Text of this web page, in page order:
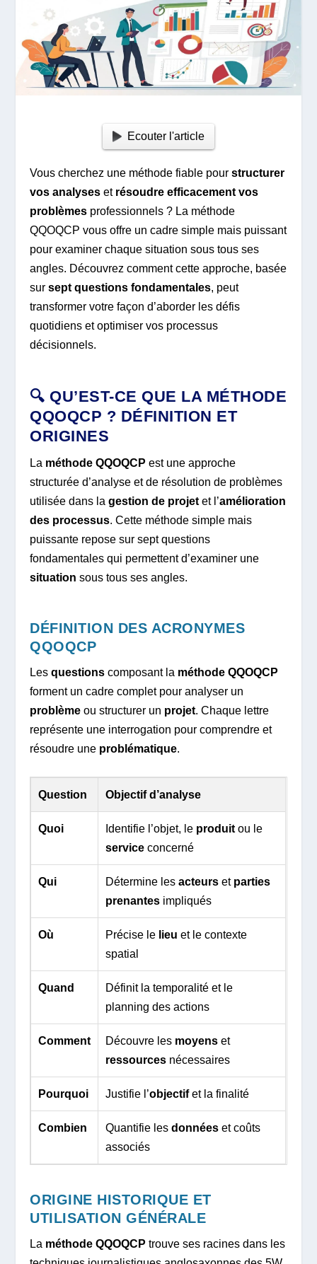
Ecouter l'article
Vous cherchez une méthode fiable pourstructurer
vos analyses et résoudre efficacement vos
problèmes professionnels ? La méthode
QQOQCP vous offre un cadre simple mais puissant
pour examiner chaque situation sous tous ses
angles. Découvrez comment cette approche, basée
sursept questions fondamentales, peut
transformer votre façon d’aborder les défis
quotidiens et optimiser vos processus
décisionnels.
🔍 QU’EST-CE QUE LA MÉTHODE
QQOQCP ? DÉFINITION ET
ORIGINES
La méthode QQOQCP est une approche
structurée d’analyse et de résolution de problèmes
utilisée dans lagestion de projet et l’amélioration
des processus. Cette méthode simple mais
puissante repose sur sept questions
fondamentales qui permettent d’examiner une
situation sous tous ses angles.
DÉFINITION DES ACRONYMES
QQOQCP
Lesquestions composant la méthode QQOQCP
forment un cadre complet pour analyser un
problème ou structurer un projet. Chaque lettre
représente une interrogation pour comprendre et
résoudre une problématique.
Question Objectif d’analyse
Quoi Identifie l’objet, le produit ou le
service concerné
Qui Détermine lesacteurs et parties
prenantes impliqués
Où Précise le lieu et le contexte
spatial
Quand
Définit la temporalité et le
planning des actions
Comment Découvre les moyens et
ressources nécessaires
Pourquoi Justifie l’objectifet la finalité
Combien Quantifie lesdonnées et coûts
associés
ORIGINE HISTORIQUE ET
UTILISATION GÉNÉRALE
La méthode QQOQCP trouve ses racines dans les